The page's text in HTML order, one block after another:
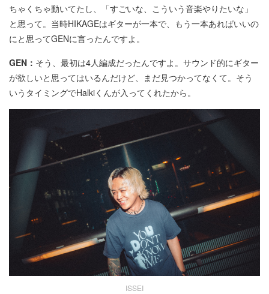
ちゃくちゃ動いてたし、「すごいな、こういう音楽やりたいな」
と思って。当時HIKAGEはギターが一本で、もう一本あればいいの
にと思ってGENに言ったんですよ。
GEN： そう、最初は4人編成だったんですよ。サウンド的にギター
が欲しいと思ってはいるんだけど、まだ見つかってなくて。そう
いうタイミングでHalkiくんが入ってくれたから。
ISSEI